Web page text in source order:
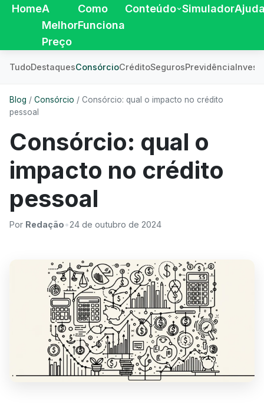
HomeA
Melhor
Preço
Como
Funciona
Conteúdo Simulador
TudoDestaquesConsórcioCréditoSegurosPrevidência
Blog / Consórcio / Consórcio: qual o impacto no crédito
pessoal
Consórcio: qual o
impacto no crédito
pessoal
Por Redação•24 de outubro de 2024